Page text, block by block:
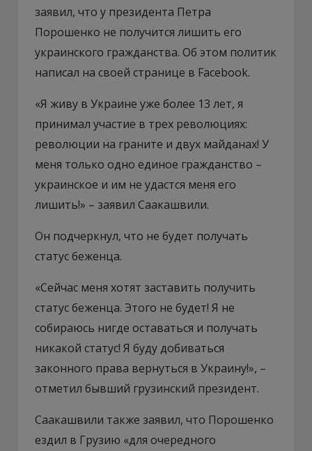
заявил, что у президента Петра
Порошенко не получится лишить его
украинского гражданства. Об этом политик
написал на своей странице в Facebook.
«Я живу в Украине уже более 13 лет, я
принимал участие в трех революциях:
революции на граните и двух майданах! У
меня только одно единое гражданство –
украинское и им не удастся меня его
лишить!» – заявил Саакашвили.
Он подчеркнул, что не будет получать
статус беженца.
«Сейчас меня хотят заставить получить
статус беженца. Этого не будет! Я не
собираюсь нигде оставаться и получать
никакой статус! Я буду добиваться
законного права вернуться в Украину!», –
отметил бывший грузинский президент.
Саакашвили также заявил, что Порошенко
ездил в Грузию «для очередного